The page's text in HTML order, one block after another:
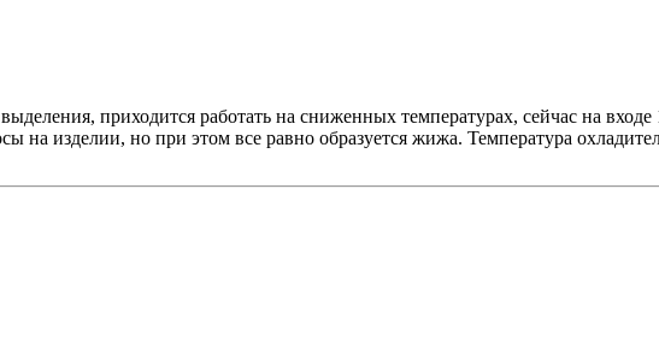
приходится работать на сниженных температурах, сейчас на
на изделии, но при этом все равно образуется жижа. Температура